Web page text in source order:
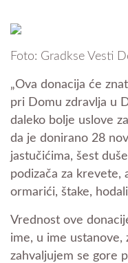
Foto: Gradkse Vesti
„Ova donacija će
pri Domu zdravlja u
daleko bolje uslove
da je donirano 28
jastučićima, šest
podizača za krevete,
ormarići, štake,
Vrednost ove
ime, u ime ustanove,
zahvaljujem se gore